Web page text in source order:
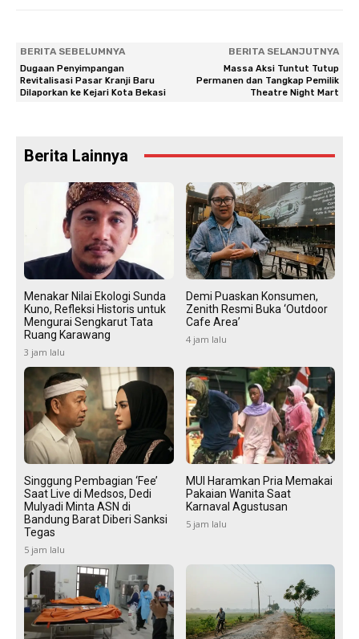
BERITA SEBELUMNYA
Dugaan Penyimpangan
Revitalisasi Pasar Kranji Baru
Dilaporkan ke Kejari Kota Bekasi
BERITA SELANJUTNYA
Massa Aksi Tuntut Tutup
Permanen dan Tangkap Pemilik
Theatre Night Mart
Berita Lainnya
Menakar Nilai Ekologi Sunda
Kuno, Refleksi Historis untuk
Mengurai Sengkarut Tata
Ruang Karawang
3 jam lalu
Demi Puaskan Konsumen,
Zenith Resmi Buka ‘Outdoor
Cafe Area’
4 jam lalu
Singgung Pembagian ‘Fee’
Saat Live di Medsos, Dedi
Mulyadi Minta ASN di
Bandung Barat Diberi Sanksi
Tegas
5 jam lalu
MUI Haramkan Pria Memakai
Pakaian Wanita Saat
Karnaval Agustusan
5 jam lalu